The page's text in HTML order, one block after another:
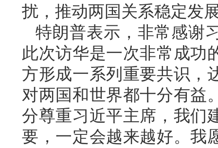
扰，推动两国关系稳定发
特朗普表示，非常感谢
此次访华是一次非常成功
方形成一系列重要共识，
对两国和世界都十分有益
分尊重习近平主席，我们
要，一定会越来越好。我